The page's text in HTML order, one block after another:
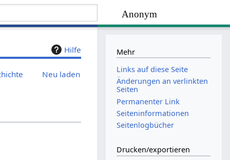
Anonym
Hilfe
Neu laden
Mehr
Links auf diese Seite
Änderungen an verlinkten
Seiten
Permanenter Link
Seiten­­informationen
Seitenlogbücher
Drucken/­exportieren